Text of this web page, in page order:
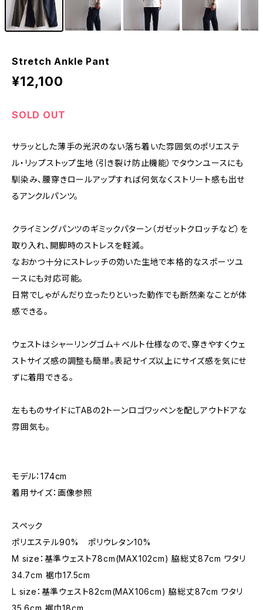
Stretch Ankle Pant
¥12,100
SOLD OUT
サラッとした薄手の光沢のない落ち着いた雰囲気のポリエステ
ル・リップストップ生地（引き裂け防止機能）でタウンユースにも
馴染み、腰穿きロールアップすれば何気なくストリート感も出せ
るアンクルパンツ。
クライミングパンツのギミックパターン（ガゼットクロッチなど）を
取り入れ、開脚時のストレスを軽減。
なおかつ十分にストレッチの効いた生地で本格的なスポーツユ
ースにも対応可能。
日常でしゃがんだり立ったりといった動作でも断然楽なことが体
感できる。
ウェストはシャーリングゴム＋ベルト仕様なので、穿きやすくウェ
ストサイズ感の調整も簡単。表記サイズ以上にサイズ感を気にせ
ずに着用できる。
左もものサイドにTABの2トーンロゴワッペンを配しアウトドアな
雰囲気も。
モデル：174cm
着用サイズ：画像参照
スペック
ポリエステル90% ポリウレタン10%
M size：基準ウェスト78cm(MAX102cm) 脇総丈87cm ワタリ
34.7cm 裾巾17.5cm
L size：基準ウェスト82cm(MAX106cm) 脇総丈87cm ワタリ
35.6cm 裾巾18cm